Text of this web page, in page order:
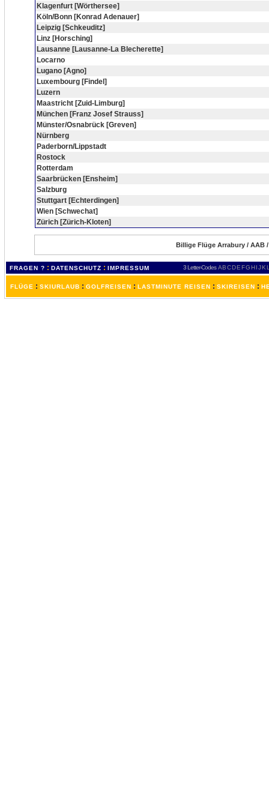
Klagenfurt [Wörthersee]
Köln/Bonn [Konrad Adenauer]
Leipzig [Schkeuditz]
Linz [Horsching]
Lausanne [Lausanne-La Blecherette]
Locarno
Lugano [Agno]
Luxembourg [Findel]
Luzern
Maastricht [Zuid-Limburg]
München [Franz Josef Strauss]
Münster/Osnabrück [Greven]
Nürnberg
Paderborn/Lippstadt
Rostock
Rotterdam
Saarbrücken [Ensheim]
Salzburg
Stuttgart [Echterdingen]
Wien [Schwechat]
Zürich [Zürich-Kloten]
Billige Flüge Arrabury / AAB
FRAGEN ? : DATENSCHUTZ : IMPRESSUM 3 Letter-Codes ABCDEFGH IJKL
FLÜGE : SKIURLAUB : GOLFREISEN : LASTMINUTE REISEN : SKIREISEN :